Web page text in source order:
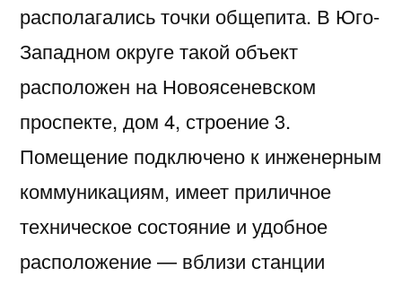
располагались точки общепита. В Юго-
Западном округе такой объект
расположен на Новоясеневском
проспекте, дом 4, строение 3.
Помещение подключено к инженерным
коммуникациям, имеет приличное
техническое состояние и удобное
расположение — вблизи станции